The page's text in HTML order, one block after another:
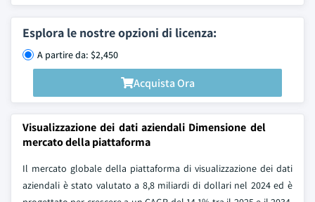
Esplora le nostre opzioni di licenza:
A partire da: $2,450
Acquista Ora
Visualizzazione dei dati aziendali Dimensione del
mercato della piattaforma
Il mercato globale della piattaforma di visualizzazione dei dati
aziendali è stato valutato a 8,8 miliardi di dollari nel 2024 ed è